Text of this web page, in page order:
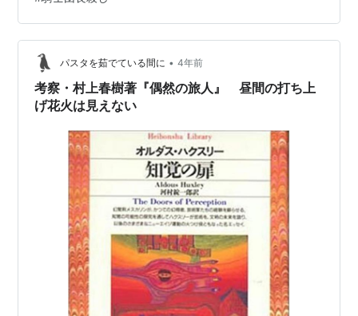
パスタを茹でている間に • 4年前
考察・村上春樹著『偶然の旅人』 昼間の打ち上
げ花火は見えない